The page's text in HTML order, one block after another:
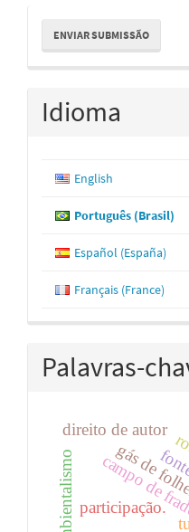
Enviar
Submissão
ENVIAR SUBMISSÃO
Idioma
English
Português (Brasil)
Español (España)
Français (France)
Palavras-
campo de
gás de
participação.
direito de autor